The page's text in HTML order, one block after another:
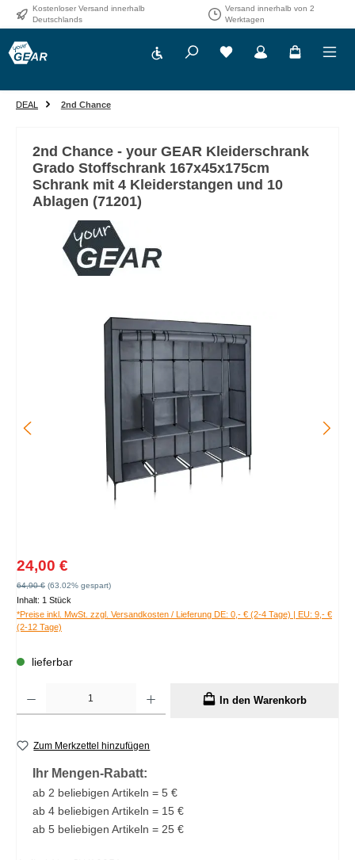
Zum Hauptinhalt springen
Kostenloser Versand innerhalb
Deutschlands
Versand innerhalb von 2
Werktagen
Werkzeugleiste anzeigen
DEAL 2nd Chance
2nd Chance - your GEAR Kleiderschrank
Grado Stoffschrank 167x45x175cm
Schrank mit 4 Kleiderstangen und 10
Ablagen (71201)
Bildergalerie überspringen
Verkaufspreis:
24,00 €
Regulärer Preis:
64,90 € (63.02% gespart)
Inhalt: 1 Stück
*Preise inkl. MwSt. zzgl. Versandkosten / Lieferung DE: 0,- € (2-4 Tage) | EU: 9,- €
(2-12 Tage)
lieferbar
In den Warenkorb
Zum Merkzettel hinzufügen
Ihr Mengen-Rabatt:
ab 2 beliebigen Artikeln = 5 €
ab 4 beliebigen Artikeln = 15 €
ab 5 beliebigen Artikeln = 25 €